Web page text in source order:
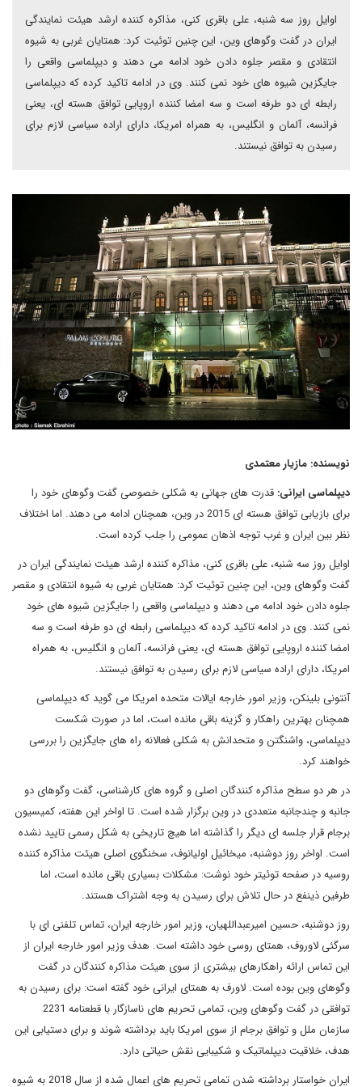
اوایل روز سه شنبه، علی باقری کنی، مذاکره کننده ارشد هیئت نمایندگی
ایران در گفت وگوهای وین، این چنین توئیت کرد: همتایان غربی به شیوه
انتقادی و مقصر جلوه دادن خود ادامه می دهند و دیپلماسی واقعی را
جایگزین شیوه های خود نمی کنند. وی در ادامه تاکید کرده که دیپلماسی
رابطه ای دو طرفه است و سه امضا کننده اروپایی توافق هسته ای، یعنی
فرانسه، آلمان و انگلیس، به همراه امریکا، دارای اراده سیاسی لازم برای
رسیدن به توافق نیستند.
نویسنده: مازیار معتمدی
دیپلماسی ایرانی: قدرت های جهانی به شکلی خصوصی گفت وگوهای خود را
برای بازیابی توافق هسته ای 2015 در وین، همچنان ادامه می دهند. اما اختلاف
نظر بین ایران و غرب توجه اذهان عمومی را جلب کرده است.
اوایل روز سه شنبه، علی باقری کنی، مذاکره کننده ارشد هیئت نمایندگی ایران در
گفت وگوهای وین، این چنین توئیت کرد: همتایان غربی به شیوه انتقادی و مقصر
جلوه دادن خود ادامه می دهند و دیپلماسی واقعی را جایگزین شیوه های خود
نمی کنند. وی در ادامه تاکید کرده که دیپلماسی رابطه ای دو طرفه است و سه
امضا کننده اروپایی توافق هسته ای، یعنی فرانسه، آلمان و انگلیس، به همراه
امریکا، دارای اراده سیاسی لازم برای رسیدن به توافق نیستند.
آنتونی بلینکن، وزیر امور خارجه ایالات متحده امریکا می گوید که دیپلماسی
همچنان بهترین راهکار و گزینه باقی مانده است، اما در صورت شکست
دیپلماسی، واشنگتن و متحدانش به شکلی فعالانه راه های جایگزین را بررسی
خواهند کرد.
در هر دو سطح مذاکره کنندگان اصلی و گروه های کارشناسی، گفت وگوهای دو
جانبه و چندجانبه متعددی در وین برگزار شده است. تا اواخر این هفته، کمیسیون
برجام قرار جلسه ای دیگر را گذاشته اما هیچ تاریخی به شکل رسمی تایید نشده
است. اواخر روز دوشنبه، میخائیل اولیانوف، سخنگوی اصلی هیئت مذاکره کننده
روسیه در صفحه توئیتر خود نوشت: مشکلات بسیاری باقی مانده است، اما
طرفین ذینفع در حال تلاش برای رسیدن به وجه اشتراک هستند.
روز دوشنبه، حسین امیرعبداللهیان، وزیر امور خارجه ایران، تماس تلفنی ای با
سرگئی لاوروف، همتای روسی خود داشته است. هدف وزیر امور خارجه ایران از
این تماس ارائه راهکارهای بیشتری از سوی هیئت مذاکره کنندگان در گفت
وگوهای وین بوده است. لاورف به همتای ایرانی خود گفته است: برای رسیدن به
توافقی در گفت وگوهای وین، تمامی تحریم های ناسازگار با قطعنامه 2231
سازمان ملل و توافق برجام از سوی امریکا باید برداشته شوند و برای دستیابی این
هدف، خلاقیت دیپلماتیک و شکیبایی نقش حیاتی دارد.
ایران خواستار برداشته شدن تمامی تحریم های اعمال شده از سال 2018 به شیوه